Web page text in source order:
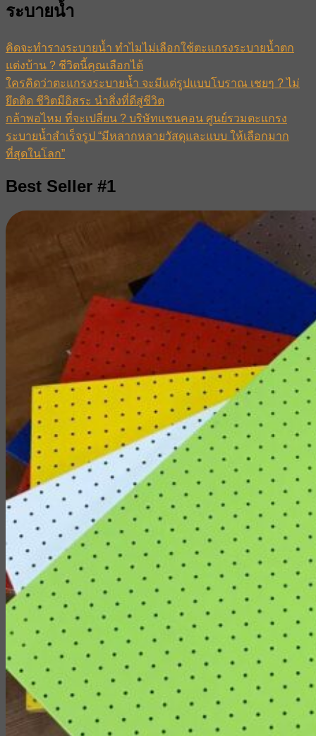
ระบายน้ำ
คิดจะทำรางระบายน้ำ ทำไมไม่เลือกใช้ตะแกรงระบายน้ำตก
แต่งบ้าน ? ชีวิตนี้คุณเลือกได้
ใครคิดว่าตะแกรงระบายน้ำ จะมีแต่รูปแบบโบราณ เชยๆ ? ไม่
ยึดติด ชีวิตมีอิสระ นำสิ่งที่ดีสู่ชีวิต
กล้าพอไหม ที่จะเปลี่ยน ? บริษัทแชนคอน ศูนย์รวมตะแกรง
ระบายน้ำสำเร็จรูป “มีหลากหลายวัสดุและแบบ ให้เลือกมาก
ที่สุดในโลก”
Best Seller #1